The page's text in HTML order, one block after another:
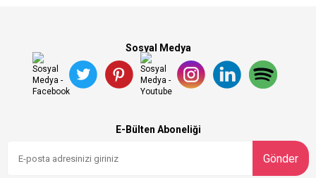
Sosyal Medya
E-Bülten Aboneliği
Gönder